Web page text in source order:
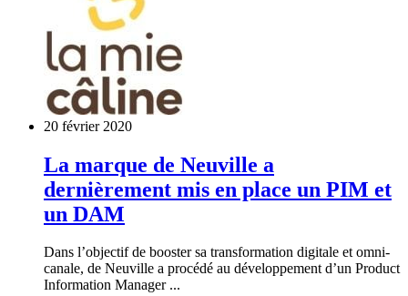
20 février 2020
La marque de Neuville a
dernièrement mis en place un PIM et
un DAM
Dans l’objectif de booster sa transformation digitale et omni-
canale, de Neuville a procédé au développement d’un Product
Information Manager ...